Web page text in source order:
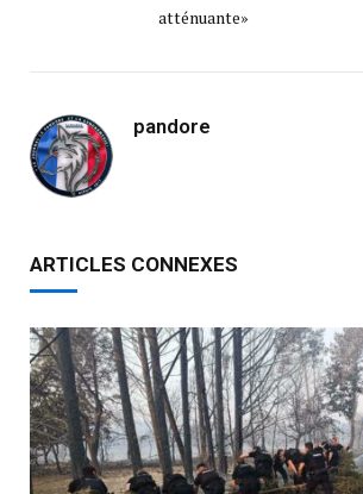
atténuante»
pandore
ARTICLES CONNEXES